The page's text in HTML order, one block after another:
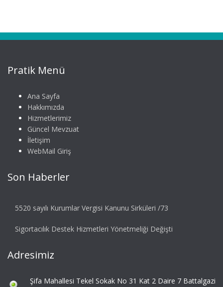
Pratik Menü
Ana Sayfa
Hakkımızda
Hizmetlerimiz
Güncel Mevzuat
İletişim
WebMail Giriş
Son Haberler
5520 sayılı Kurumlar Vergisi Kanunu Sirküleri /73
Sigortacılık Destek Hizmetleri Yönetmeliği Değişti
Adresimiz
Şifa Mahallesi Tekel Sokak No 31 Kat 2 Daire 7 Battalgazi